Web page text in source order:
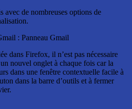
avec de nombreuses options de
: Panneau Gmail
dans Firefox, il n’est pas nécessaire
nouvel onglet à chaque fois car la
dans une fenêtre contextuelle facile à
dans la barre d’outils et à fermer